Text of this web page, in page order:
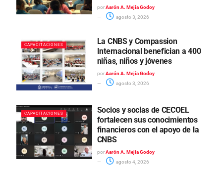
por Aarón A. Mejía Godoy
agosto 3, 2026
CAPACITACIONES
La CNBS y Compassion
Internacional benefician a 400
niñas, niños y jóvenes
por Aarón A. Mejía Godoy
agosto 3, 2026
CAPACITACIONES
Socios y socias de CECOEL
fortalecen sus conocimientos
financieros con el apoyo de la
CNBS
por Aarón A. Mejía Godoy
agosto 4, 2026